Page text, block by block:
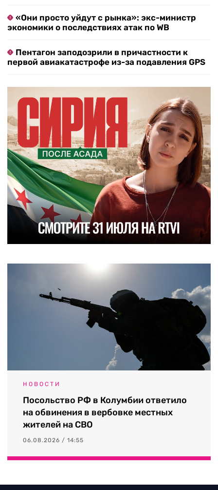
«Они просто уйдут с рынка»: экс-министр
экономики о последствиях атак по WB
Пентагон заподозрили в причастности к
первой авиакатастрофе из-за подавления GPS
НОВОСТИ
Посольство РФ в Колумбии ответило
на обвинения в вербовке местных
жителей на СВО
06.08.2026 / 14:55